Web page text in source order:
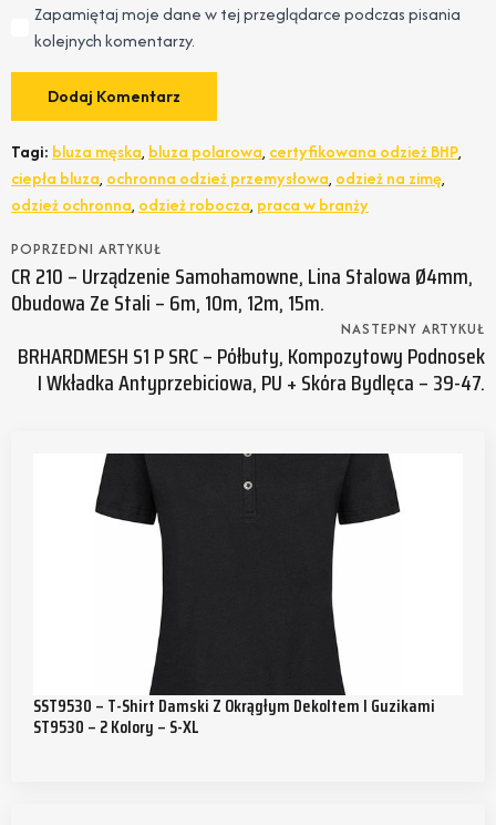
Zapamiętaj moje dane w tej przeglądarce podczas pisania
kolejnych komentarzy.
Tagi: bluza męska, bluza polarowa, certyfikowana odzież BHP,
ciepła bluza, ochronna odzież przemysłowa, odzież na zimę,
odzież ochronna, odzież robocza, praca w branży
POPRZEDNI ARTYKUŁ
CR 210 – Urządzenie Samohamowne, Lina Stalowa Ø4mm,
Obudowa Ze Stali – 6m, 10m, 12m, 15m.
NASTEPNY ARTYKUŁ
BRHARDMESH S1 P SRC – Półbuty, Kompozytowy Podnosek
I Wkładka Antyprzebiciowa, PU + Skóra Bydlęca – 39-47.
SST9530 – T-Shirt Damski Z Okrągłym Dekoltem I Guzikami
ST9530 – 2 Kolory – S-XL